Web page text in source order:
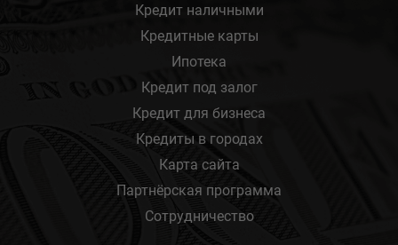
Кредит наличными
Кредитные карты
Ипотека
Кредит под залог
Кредит для бизнеса
Кредиты в городах
Карта сайта
Партнёрская программа
Сотрудничество